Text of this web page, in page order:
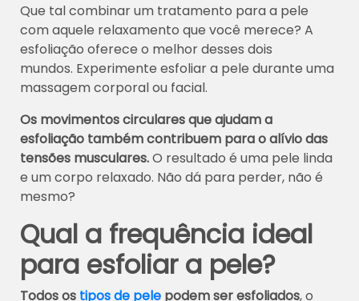
Que tal combinar um tratamento para a pele
com aquele relaxamento que você merece? A
esfoliação oferece o melhor desses dois
mundos. Experimente esfoliar a pele durante uma
massagem corporal ou facial.
Os movimentos circulares que ajudam a
esfoliação também contribuem para o alívio das
tensões musculares.O resultado é uma pele linda
e um corpo relaxado. Não dá para perder, não é
mesmo?
Qual a frequência ideal
para esfoliar a pele?
Todos os tipos de pele podem ser esfoliados, o